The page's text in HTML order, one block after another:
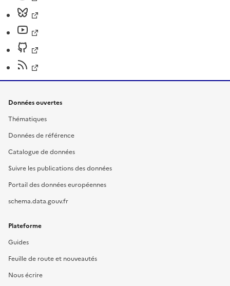
Données ouvertes
Thématiques
Données de référence
Catalogue de données
Suivre les publications des données
Portail des données européennes
schema.data.gouv.fr
Plateforme
Guides
Feuille de route et nouveautés
Nous écrire